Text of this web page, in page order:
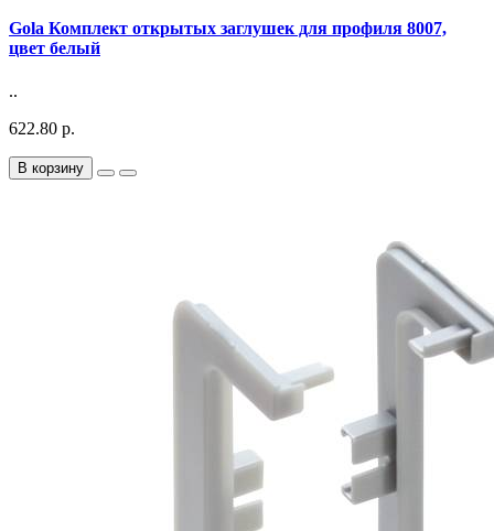
Gola Комплект открытых заглушек для профиля 8007,
цвет белый
..
622.80 р.
В корзину